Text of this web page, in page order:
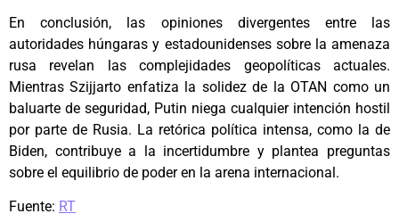
En conclusión, las opiniones divergentes entre las
autoridades húngaras y estadounidenses sobre la amenaza
rusa revelan las complejidades geopolíticas actuales.
Mientras Szijjarto enfatiza la solidez de la OTAN como un
baluarte de seguridad, Putin niega cualquier intención hostil
por parte de Rusia. La retórica política intensa, como la de
Biden, contribuye a la incertidumbre y plantea preguntas
sobre el equilibrio de poder en la arena internacional.
Fuente: RT